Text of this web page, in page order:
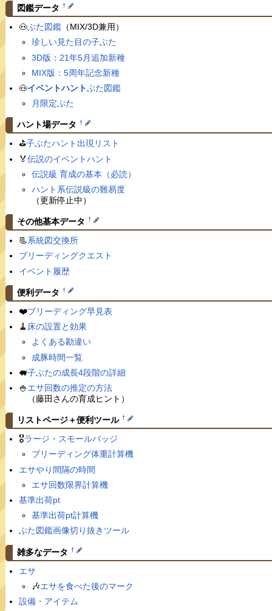
図鑑データ †
🐽ぶた図鑑（MIX/3D兼用）
珍しい見た目の子ぶた
3D版：21年5月追加新種
MIX版：5周年記念新種
🐽イベントハントぶた図鑑
月限定ぶた
ハント場データ †
⛳️子ぶたハント出現リスト
🏅伝説のイベントハント
伝説級 育成の基本（必読）
ハント系伝説級の難易度
（更新停止中）
その他基本データ †
📃系統図交換所
ブリーディングクエスト
イベント履歴
便利データ †
❤️ブリーディング早見表
🧹 床の設置と効果
よくある勘違い
成豚時間一覧
🐖子ぶたの成長4段階の詳細
🍚エサ回数の推定の方法
（藤田さんの育成ヒント）
リストページ＋便利ツール †
🎖ラージ・スモールバッジ
ブリーディング体重計算機
エサやり間隔の時間
エサ回数限界計算機
基準出荷pt
基準出荷pt計算機
ぶた図鑑画像切り抜きツール
雑多なデータ †
エサ
🎶エサを食べた後のマーク
設備・アイテム